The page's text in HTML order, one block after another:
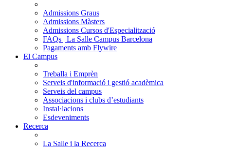
Admissions Graus
Admissions Màsters
Admissions Cursos d'Especialització
FAQs | La Salle Campus Barcelona
Pagaments amb Flywire
El Campus
Treballa i Emprèn
Serveis d'informació i gestió acadèmica
Serveis del campus
Associacions i clubs d’estudiants
Instal·lacions
Esdeveniments
Recerca
La Salle i la Recerca